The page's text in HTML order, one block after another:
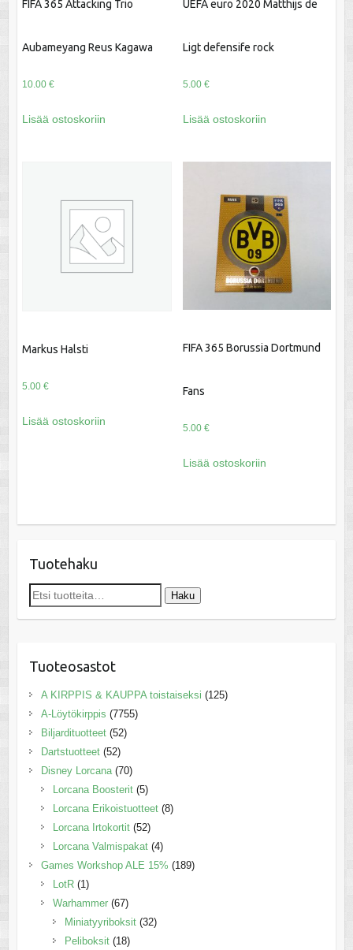
FIFA 365 Attacking Trio
Aubameyang Reus Kagawa
10.00 €
Lisää ostoskoriin
UEFA euro 2020 Matthijs de
Ligt defensife rock
5.00 €
Lisää ostoskoriin
Markus Halsti
5.00 €
Lisää ostoskoriin
FIFA 365 Borussia Dortmund
Fans
5.00 €
Lisää ostoskoriin
Tuotehaku
Etsi: Haku
Tuoteosastot
A KIRPPIS & KAUPPA toistaiseksi (125)
A-Löytökirppis (7755)
Biljardituotteet (52)
Dartstuotteet (52)
Disney Lorcana (70)
Lorcana Boosterit (5)
Lorcana Erikoistuotteet (8)
Lorcana Irtokortit (52)
Lorcana Valmispakat (4)
Games Workshop ALE 15% (189)
LotR (1)
Warhammer (67)
Miniatyyriboksit (32)
Peliboksit (18)